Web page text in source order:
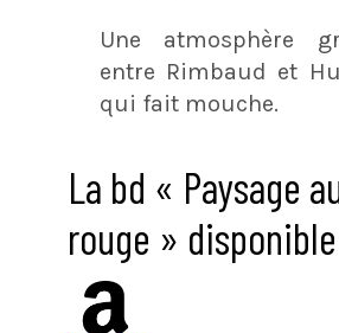
Une atmosphère
entre Rimbaud et
qui fait mouche.
La bd « Paysage
rouge »